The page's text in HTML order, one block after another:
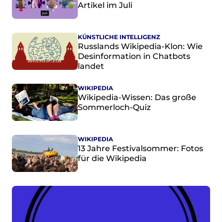
Politische Positionen
Digitale Bildung
Open Data in Politik und Verwaltung
Offene digitale Infrastrukturen
Europäische und internationale Digitalpolitik
Offenes Kulturerbe
Projekte
Featured
Wikipedia
Wikimedia Commons
Initiativen für Freies Wissen
Bündnis F5
GLAM – Kultur- und Gedächtnisinstitutionen
Lizenzhinweisgenerator
Artikel im Juli
KÜNSTLICHE INTELLIGENZ
Russlands Wikipedia-Klon: Wie
Desinformation in Chatbots
landet
WIKIPEDIA
Wikipedia-Wissen: Das große
Sommerloch-Quiz
WIKIPEDIA
13 Jahre Festivalsommer: Fotos
für die Wikipedia